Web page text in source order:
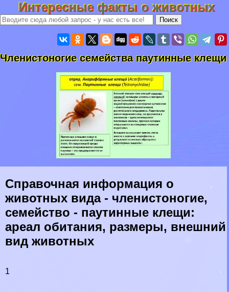
Интересные факты о животных
Члeнистоногие семейства паутинные клещи
Справочная информация о
животных вида - члeнистоногие,
семейство - паутинные клещи:
ареал обитания, размеры, внешний
вид животных
1